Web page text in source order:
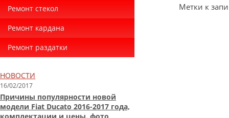
Ремонт стекол
Ремонт кардана
Ремонт раздатки
НОВОСТИ
16/02/2017
Причины популярности новой
модели Fiat Ducato 2016-2017 года,
Метки к